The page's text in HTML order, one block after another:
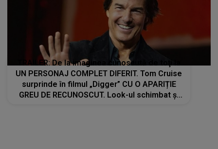
TRAILER: De la imaginea cunoscută de toţi la
UN PERSONAJ COMPLET DIFERIT. Tom Cruise
surprinde în filmul „Digger” CU O APARIȚIE
GREU DE RECUNOSCUT. Look-ul schimbat şi